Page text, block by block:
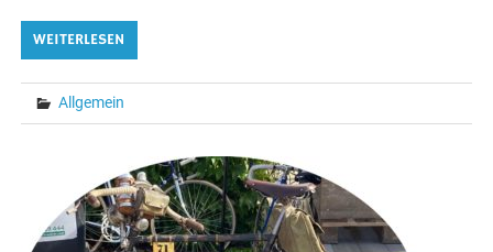
WEITERLESEN
Allgemein